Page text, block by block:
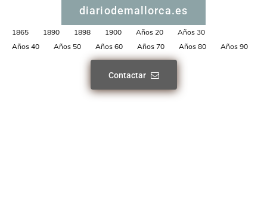
diariodemallorca.es
1865 1890 1898 1900 Años 20
Años 30
Años 40
Años 50 Años 60 Años 70 Años 80 Años 90
Contactar